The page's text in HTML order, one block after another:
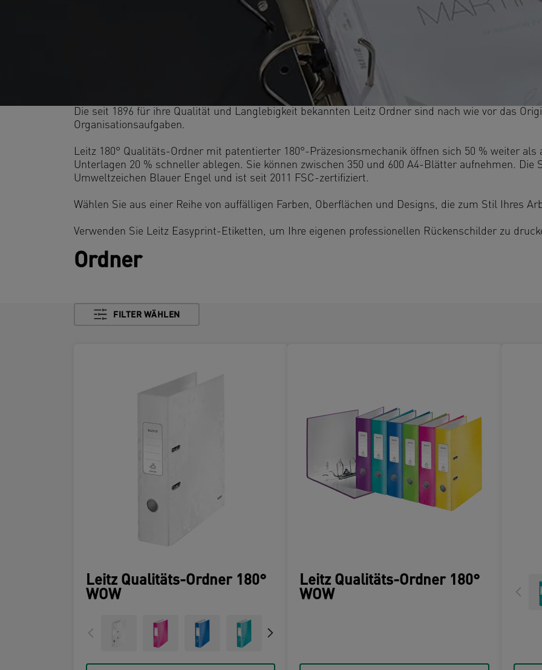
Die seit 1896 für ihre Qualität und Langlebigkeit bekannten Leitz Ordner sind nach wie vor das
Organisationsaufgaben.
Leitz 180° Qualitäts-Ordner mit patentierter 180°-Präzesionsmechanik öffnen sich 50 % weiter
Unterlagen 20 % schneller ablegen. Sie können zwischen 350 und 600 A4-Blätter aufnehmen.
Umweltzeichen Blauer Engel und ist seit 2011 FSC-zertifiziert.
Wählen Sie aus einer Reihe von auffälligen Farben, Oberflächen und Designs, die zum Stil Ihres
Verwenden Sie Leitz Easyprint-Etiketten, um Ihre eigenen professionellen Rückenschilder zu
Ordner
FILTER WÄHLEN
Leitz Qualitäts-Ordner 180°
WOW
Leitz Qualitäts-Ordner 180°
WOW